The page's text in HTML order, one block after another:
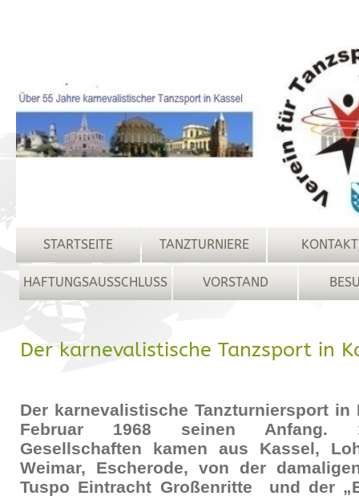
STARTSEITE TANZTURNIERE KONTAKT
HAFTUNGSAUSSCHLUSS VORSTAND
Der karnevalistische Tanzsport in
Der karnevalistische Tanzturniersport in
Februar 1968 seinen Anfang.
Gesellschaften kamen aus Kassel,
Weimar, Escherode, von der
Tuspo Eintracht Großenritte und der